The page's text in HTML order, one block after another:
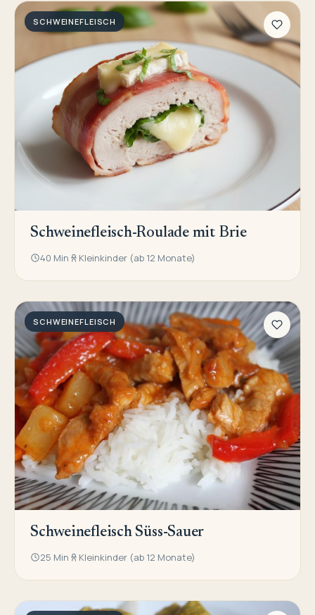
SCHWEINEFLEISCH
Schweinefleisch-Roulade mit Brie
40 Min Kleinkinder (ab 12 Monate)
SCHWEINEFLEISCH
Schweinefleisch Süss-Sauer
25 Min Kleinkinder (ab 12 Monate)